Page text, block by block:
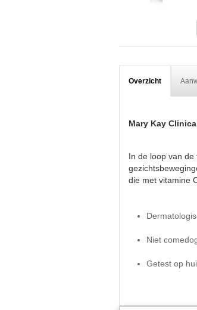
Overzicht
Mary Kay
In de loop van
die met vitamine
Niet
Getest op